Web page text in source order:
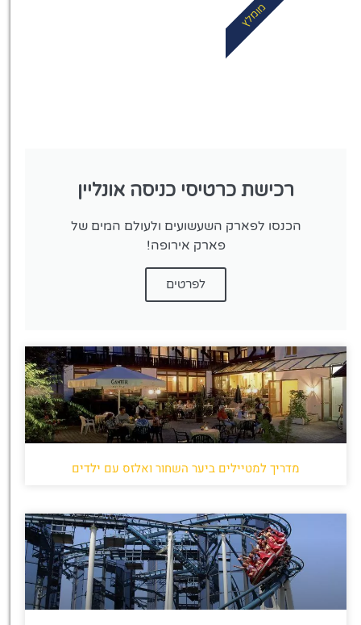
רכישת כרטיסי כניסה אונליין
הכנסו לפארק השעשועים ולעולם המים של
פארק אירופה!
לפרטים
מומלץ
מדריך למטיילים ביער השחור ואלזס עם ילדים